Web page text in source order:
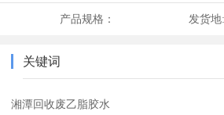
产品规格： 发货地:
关键词
湘潭回收废乙脂胶水